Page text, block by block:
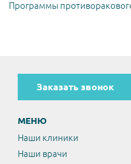
Программы
Заказать звонок
МЕНЮ
Наши клиники
Наши врачи